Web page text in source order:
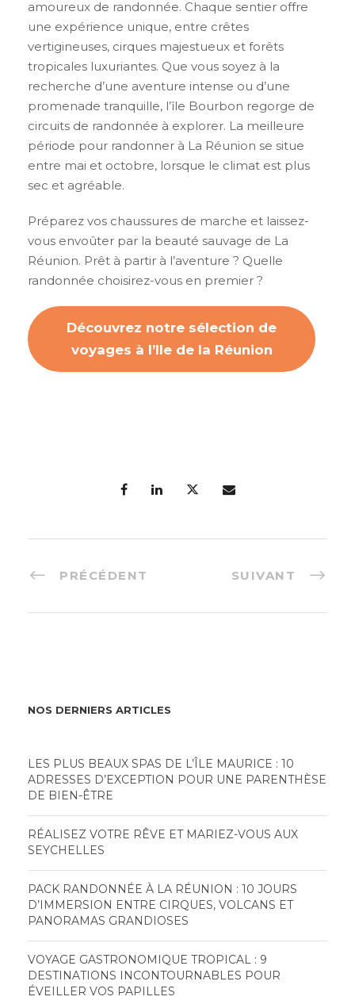
amoureux de randonnée. Chaque sentier offre
une expérience unique, entre crêtes
vertigineuses, cirques majestueux et forêts
tropicales luxuriantes. Que vous soyez à la
recherche d’une aventure intense ou d’une
promenade tranquille, l’île Bourbon regorge de
circuits de randonnée à explorer. La meilleure
période pour randonner à La Réunion se situe
entre mai et octobre, lorsque le climat est plus
sec et agréable.
Préparez vos chaussures de marche et laissez-
vous envoûter par la beauté sauvage de La
Réunion. Prêt à partir à l’aventure ? Quelle
randonnée choisirez-vous en premier ?
Découvrez notre sélection de
voyages à l’Ile de la Réunion
PRÉCÉDENT SUIVANT
NOS DERNIERS ARTICLES
LES PLUS BEAUX SPAS DE L’ÎLE MAURICE : 10
ADRESSES D’EXCEPTION POUR UNE PARENTHÈSE
DE BIEN-ÊTRE
RÉALISEZ VOTRE RÊVE ET MARIEZ-VOUS AUX
SEYCHELLES
PACK RANDONNÉE À LA RÉUNION : 10 JOURS
D’IMMERSION ENTRE CIRQUES, VOLCANS ET
PANORAMAS GRANDIOSES
VOYAGE GASTRONOMIQUE TROPICAL : 9
DESTINATIONS INCONTOURNABLES POUR
ÉVEILLER VOS PAPILLES